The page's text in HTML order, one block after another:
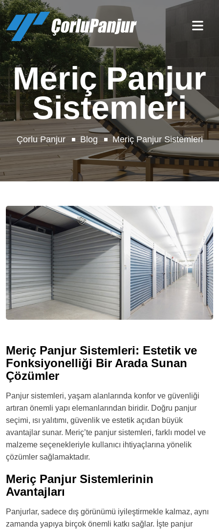
Meriç Panjur
Sistemleri
Çorlu Panjur Blog Meriç Panjur Sistemleri
Meriç Panjur Sistemleri: Estetik ve
Fonksiyonelliği Bir Arada Sunan
Çözümler
Panjur sistemleri, yaşam alanlarında konfor ve güvenliği
artıran önemli yapı elemanlarından biridir. Doğru panjur
seçimi, ısı yalıtımı, güvenlik ve estetik açıdan büyük
avantajlar sunar. Meriç’te panjur sistemleri, farklı model ve
malzeme seçenekleriyle kullanıcı ihtiyaçlarına yönelik
çözümler sağlamaktadır.
Meriç Panjur Sistemlerinin
Avantajları
Panjurlar, sadece dış görünümü iyileştirmekle kalmaz, aynı
zamanda yapıya birçok önemli katkı sağlar. İşte panjur